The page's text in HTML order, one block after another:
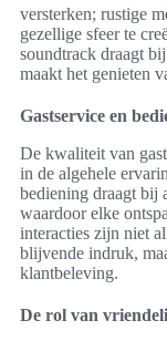
versterken; rustige
gezellige sfeer te
soundtrack draagt
maakt het genieten
Gastservice en
De kwaliteit van
in de algehele
bediening draagt bij
waardoor elke
interacties zijn niet
blijvende indruk,
klantbeleving.
De rol van